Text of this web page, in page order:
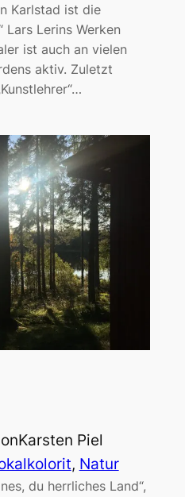
Karlstad ist die
Lars Lerins Werken
ist auch an vielen
aktiv. Zuletzt
Karsten Piel
, Natur
du herrliches Land“,